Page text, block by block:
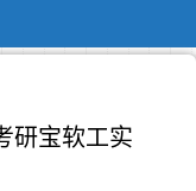
研宝软工实